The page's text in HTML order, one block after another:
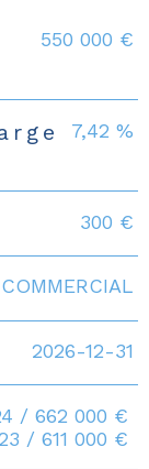
550 000 €
7,42 %
300 €
COMMERCIAL
2026-12-31
/ 662 000 €
/ 611 000 €